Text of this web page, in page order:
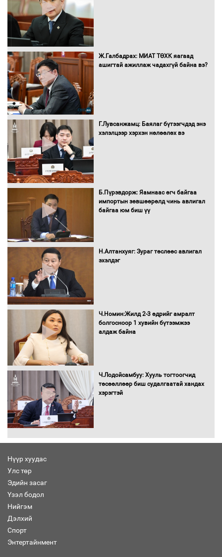
Бүх шатанд хэмнэлтийн горимд
шилжиж, найр наадам, зөвлөгөөн,
орчныг бүрдүүллээ
баримт
Ж.Галбадрах: МИАТ ТӨХК яагаад
ашигтай ажиллаж чадахгүй байна вэ?
Г.Лувсанжамц: Баялаг бүтээгчдэд энэ
хэлэлцээр хэрхэн нөлөөлөх вэ
Б.Пүрэвдорж: Яамнаас өгч байгаа
импортын зөвшөөрөлд чинь авлигал
байгаа юм биш үү
Н.Алтанхуяг: Зураг төслөөс авлигал
эхэлдэг
Ч.Номин:Жилд 2-3 өдрийг амралт
болгосноор 1 хувийн бүтээмжээ
алдаж байна
Ч.Лодойсамбуу: Хууль тогтоогчид
төсөөллөөр биш судалгаатай хандах
хэрэгтэй
Нүүр хуудас
Улс төр
Эдийн засаг
Үзэл бодол
Нийгэм
Дэлхий
Спорт
Энтертайнмент